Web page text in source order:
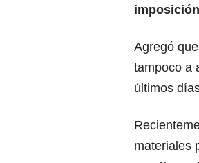
Agregó
tampoco a
últimos
materiales